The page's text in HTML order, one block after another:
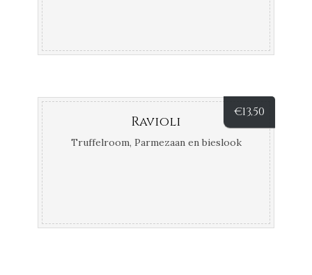
€13,50
Ravioli
Truffelroom, Parmezaan en bieslook